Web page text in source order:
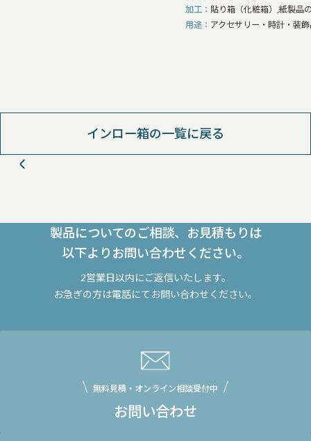
加工
貼り箱（化粧箱）,紙製品
用途
アクセサリー・時計・装
インロー箱の一覧に戻る
製品についてのご相談、お見積もりは
以下よりお問い合わせください。
2営業日以内にご返信いたします。
お急ぎの方は電話にてお問い合わせください。
無料見積・オンライン相談受付中
お問い合わせ